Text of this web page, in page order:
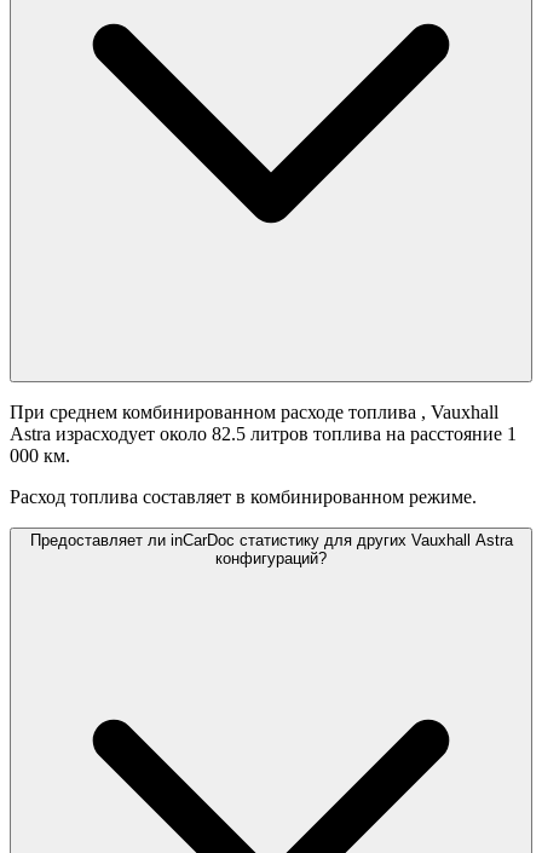
При среднем комбинированном расходе топлива , Vauxhall
Astra израсходует около 82.5 литров топлива на расстояние 1
000 км.
Расход топлива составляет в комбинированном режиме.
Предоставляет ли inCarDoc статистику для других Vauxhall Astra
конфигураций?